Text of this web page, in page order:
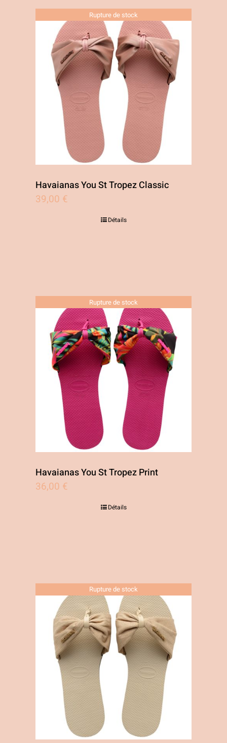
Rupture de stock
Havaianas You St Tropez Classic
39,00 €
Détails
Rupture de stock
Havaianas You St Tropez Print
36,00 €
Détails
Rupture de stock